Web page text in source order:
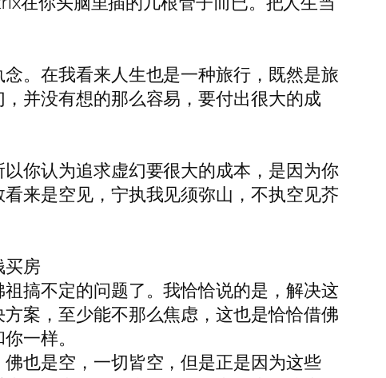
。在我看来人生也是一种旅行，既然是旅
并没有想的那么容易，要付出很大的成
你认为追求虚幻要很大的成本，是因为你
来是空见，宁执我见须弥山，不执空见芥
买房
搞不定的问题了。我恰恰说的是，解决这
案，至少能不那么焦虑，这也是恰恰借佛
一样。
也是空，一切皆空，但是正是因为这些